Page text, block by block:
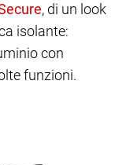
, di un look
isolante:
con
funzioni.